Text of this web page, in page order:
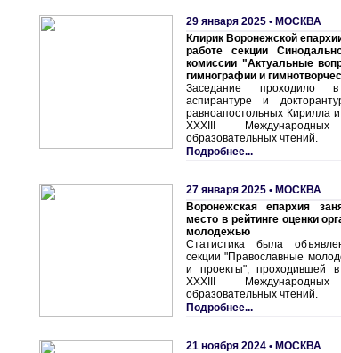
29 января 2025 • МОСКВА
Клирик Воронежской
работе секции
комиссии "Актуальные
гимнографии и
Заседание проходило
аспирантуре и
равноапостольных Кирилла
XXXIII Международных
образовательных чтений.
Подробнее...
27 января 2025 • МОСКВА
Воронежская епархия
место в рейтинге оценки
молодежью
Статистика была
секции "Православные
и проекты", проходившей
XXXIII Международных
образовательных чтений.
Подробнее...
21 ноября 2024 • МОСКВА